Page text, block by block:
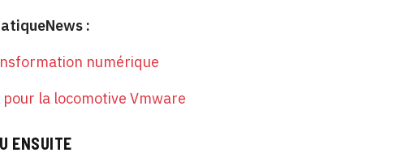
:
numérique
pour la locomotive Vmware
ENSUITE